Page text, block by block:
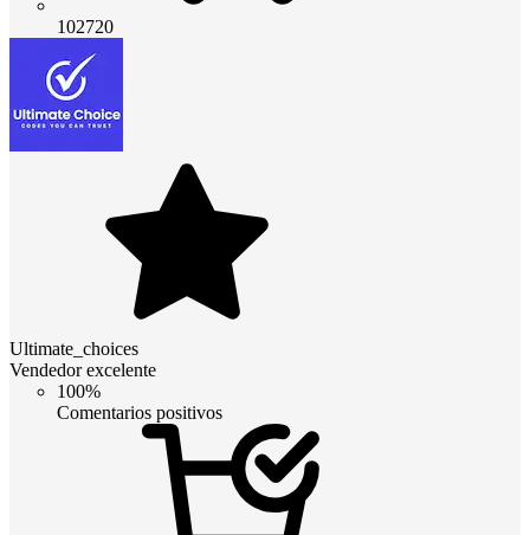
102720
Ultimate_choices
Vendedor excelente
100%
Comentarios positivos